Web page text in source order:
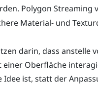
Polygon Streaming
Material- und
darin, dass anstelle
Oberfläche
ist, statt der